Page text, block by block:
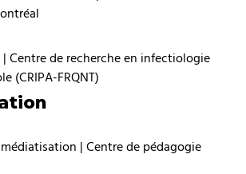
Centre de recherche en infectiologie
(CRIPA-FRQNT)
| Centre de pédagogie